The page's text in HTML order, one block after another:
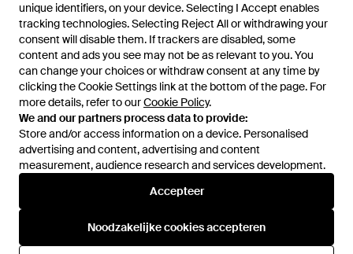
unique identifiers, on your device. Selecting I Accept enables
tracking technologies. Selecting Reject All or withdrawing your
consent will disable them. If trackers are disabled, some
content and ads you see may not be as relevant to you. You
can change your choices or withdraw consent at any time by
clicking the Cookie Settings link at the bottom of the page. For
more details, refer to ourCookie Policy.
We and our partners process data to provide:
Store and/or access information on a device. Personalised
advertising and content, advertising and content
measurement, audience research and services development.
Accepteer
Noodzakelijke cookies accepteren
Eerder verkocht bij:Secret Sales,To Be Dressed
Hulp en informatie